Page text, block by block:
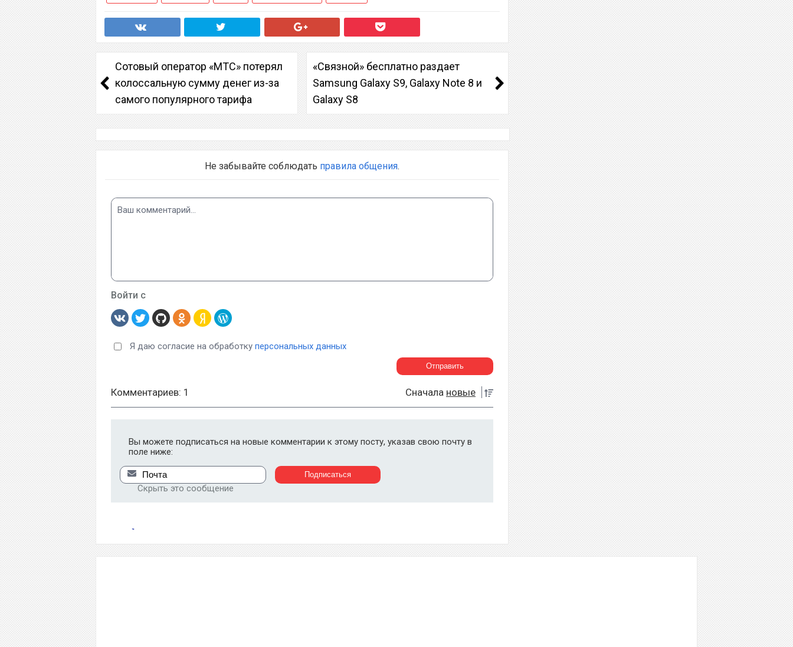
Сотовый оператор «МТС» потерял
колоссальную сумму денег из-за
самого популярного тарифа
«Связной» бесплатно раздает
Samsung Galaxy S9, Galaxy Note 8 и
Galaxy S8
Не забывайте соблюдать правила общения.
Войти с
Я даю согласие на обработку персональных данных
Комментариев: 1 Сначала новые
Вы можете подписаться на новые комментарии к этому посту, указав свою почту в
поле ниже:
Скрыть это сообщение